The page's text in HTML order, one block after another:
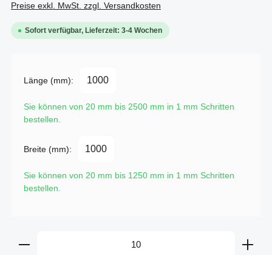
Preise exkl. MwSt. zzgl. Versandkosten
Sofort verfügbar, Lieferzeit: 3-4 Wochen
Länge (mm):
Sie können von 20 mm bis 2500 mm in 1 mm Schritten
bestellen.
Breite (mm):
Sie können von 20 mm bis 1250 mm in 1 mm Schritten
bestellen.
Produkt Anzahl: Gib den gewünschten Wert ein